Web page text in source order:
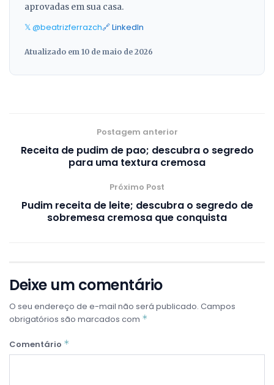
aprovadas em sua casa.
𝕏 @beatrizferrazch🔗 LinkedIn
Atualizado em 10 de maio de 2026
Postagem anterior
Receita de pudim de pao; descubra o segredo
para uma textura cremosa
Próximo Post
Pudim receita de leite; descubra o segredo de
sobremesa cremosa que conquista
Deixe um comentário
O seu endereço de e-mail não será publicado. Campos
obrigatórios são marcados com *
Comentário *